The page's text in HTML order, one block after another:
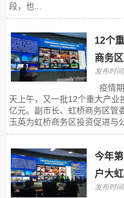
段，也...
12个
商务区
发布时
疫情
天上午，又一批12个重大产业
亿元。副市长、虹桥商务区管
玉英为虹桥商务区投资促进与
今年
户大
发布时